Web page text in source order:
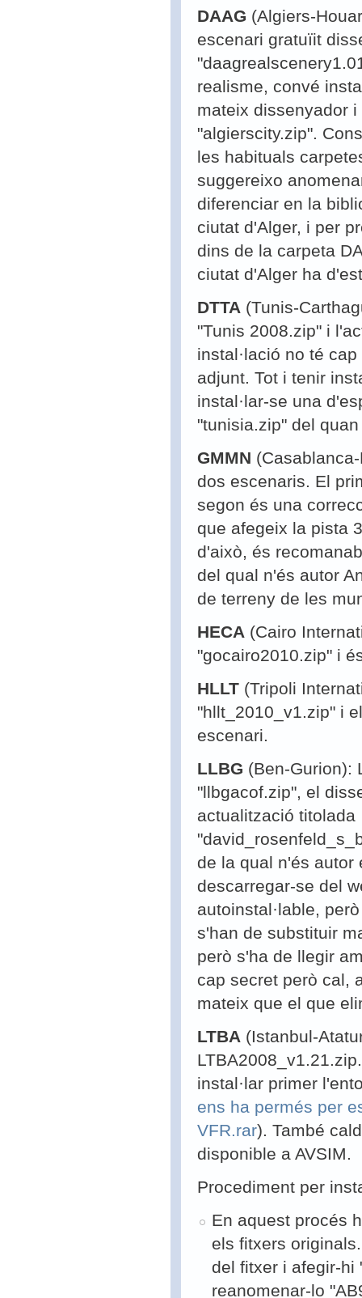
DAAG (Algiers-
escenari gratuïit
realisme, convé
mateix dissenyador
"algierscity.zip".
les habituals
suggereixo
diferenciar en la
ciutat d'Alger, i per
dins de la carpeta
ciutat d'Alger ha
DTTA (Tunis-
"Tunis 2008.zip" i
instal·lació no té
adjunt. Tot i tenir
instal·lar-se una
"tunisia.zip" del
GMMN
dos escenaris. El
segon és una
que afegeix la pista
d'això, és
del qual n'és autor
de terreny de les
HECA (Cairo
"gocairo2010.zip" i
HLLT (Tripoli
"hllt_2010_v1.zip" i
escenari.
LLBG (Ben-Gurion):
"llbgacof.zip", el
actualització titolada
de la qual n'és autor
descarregar-se del
autoinstal·lable,
s'han de substituir
però s'ha de llegir
cap secret però cal,
mateix que el que
LTBA (Istanbul-
instal·lar primer
ens ha permés per
VFR.rar). També
disponible a AVSIM.
Procediment per
En aquest procés
els fitxers
del fitxer i afegir-hi
reanomenar-lo